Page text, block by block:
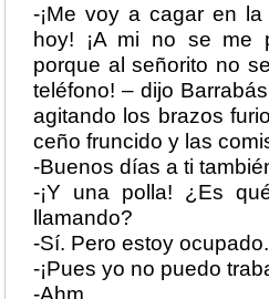
-¡Me voy a cagar en
hoy! ¡A mi no se me
porque al señorito no
teléfono! – dijo
agitando los brazos
ceño fruncido y las
-Buenos días a ti
-¡Y una polla! ¿Es
llamando?
-Sí. Pero estoy ocupado.
-¡Pues yo no puedo
-Ahm.